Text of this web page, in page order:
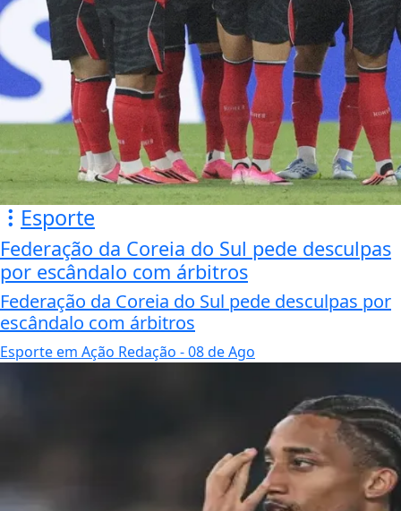
Esporte
Federação da Coreia do Sul pede desculpas
por escândalo com árbitros
Federação da Coreia do Sul pede desculpas por
escândalo com árbitros
Esporte em Ação Redação - 08 de Ago